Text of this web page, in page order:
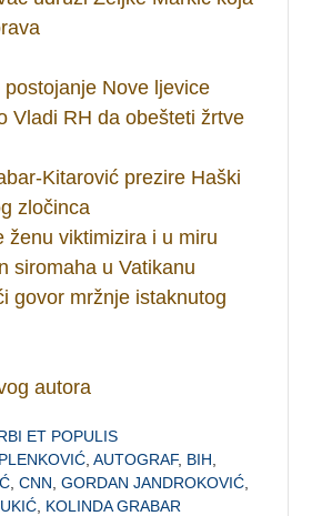
Nove ljevice
Vladi RH da obešteti žrtve
Kitarović prezire Haški
zločinca
ženu viktimizira i u miru
siromaha u Vatikanu
govor mržnje istaknutog
autora
ET POPULIS
,AUTOGRAF, BIH
,CNN ,GORDAN JANDROKOVIĆ
KOLINDA GRABAR